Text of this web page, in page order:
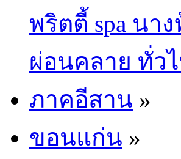
พริตตี้ spa นา
ผ่อนคลาย ทั่ว
ภาคอีสาน »
ขอนแก่น »